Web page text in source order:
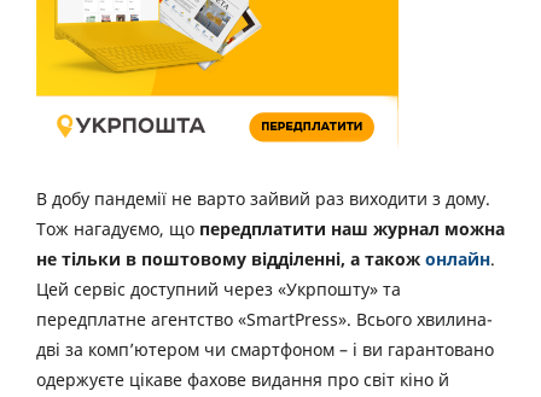
В добу пандемії не варто зайвий раз виходити з дому.
Тож нагадуємо, що передплатити наш журнал можна
не тільки в поштовому відділенні, а також онлайн.
Цей сервіс доступний через «Укрпошту» та
передплатне агентство «SmartPress». Всього хвилина-
дві за комп’ютером чи смартфоном – і ви гарантовано
одержуєте цікаве фахове видання про світ кіно й